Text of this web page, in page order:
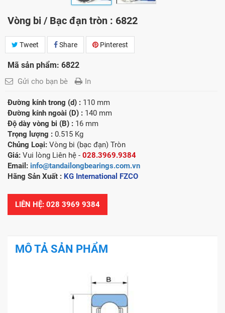
Vòng bi / Bạc đạn tròn : 6822
Tweet Share Pinterest
Mã sản phẩm: 6822
Gửi cho bạn bè In
Đường kính trong (d) : 110 mm
Đường kính ngoài (D) : 140 mm
Độ dày vòng bi (B) : 16 mm
Trọng lượng : 0.515 Kg
Chủng Loại: Vòng bi (bạc đạn) Tròn
Giá: Vui lòng Liên hệ - 028.3969.9384
Email: info@tandailongbearings.com.vn
Hãng Sản Xuất : KG International FZCO
LIÊN HỆ: 028 3969 9384
MÔ TẢ SẢN PHẨM